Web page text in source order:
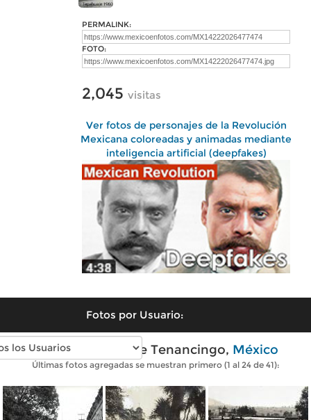
PERMALINK:
FOTO:
2,045 visitas
Ver fotos de personajes de la Revolución
Mexicana coloreadas y animadas mediante
inteligencia artificial (deepfakes)
Fotos por Usuario:
Fotos antiguas de Tenancingo, México
Últimas fotos agregadas se muestran primero (1 al 24 de 41):